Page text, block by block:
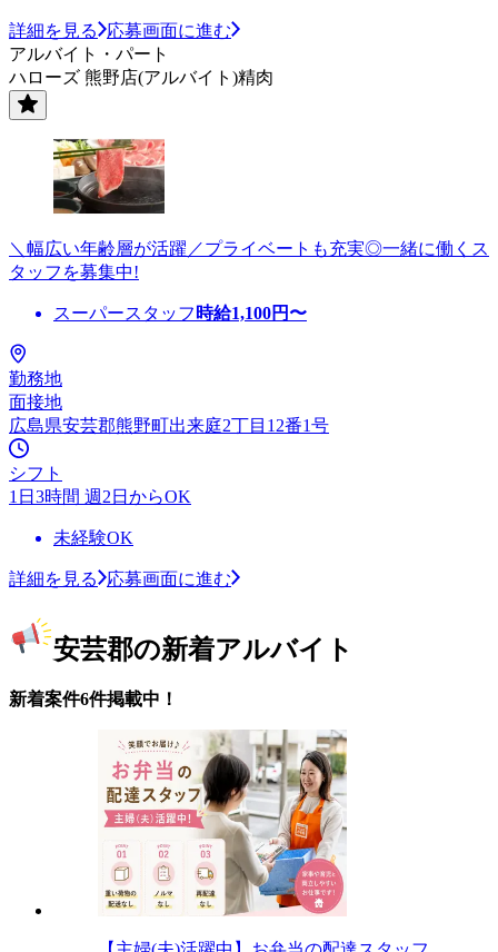
詳細を見る
応募画面に進む
アルバイト・パート
ハローズ 熊野店(アルバイト)精肉
＼幅広い年齢層が活躍／プライベートも充実◎一緒に働くス
タッフを募集中!
スーパースタッフ 時給1,100円〜
勤務地
面接地
広島県安芸郡熊野町出来庭2丁目12番1号
シフト
1日3時間 週2日からOK
未経験OK
詳細を見る 応募画面に進む
安芸郡の新着アルバイト
新着案件6件掲載中！